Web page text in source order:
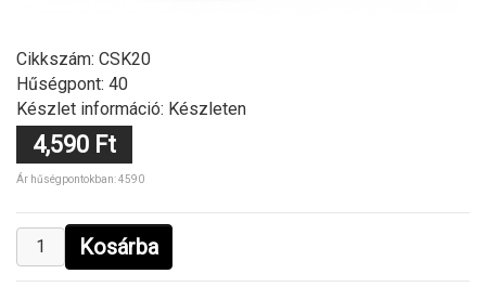
Cikkszám: CSK20
Hűségpont: 40
Készlet információ: Készleten
4,590 Ft
Ár hűségpontokban: 4590
Kosárba